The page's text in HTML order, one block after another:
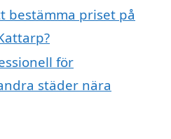
bestämma priset på
för
städer nära